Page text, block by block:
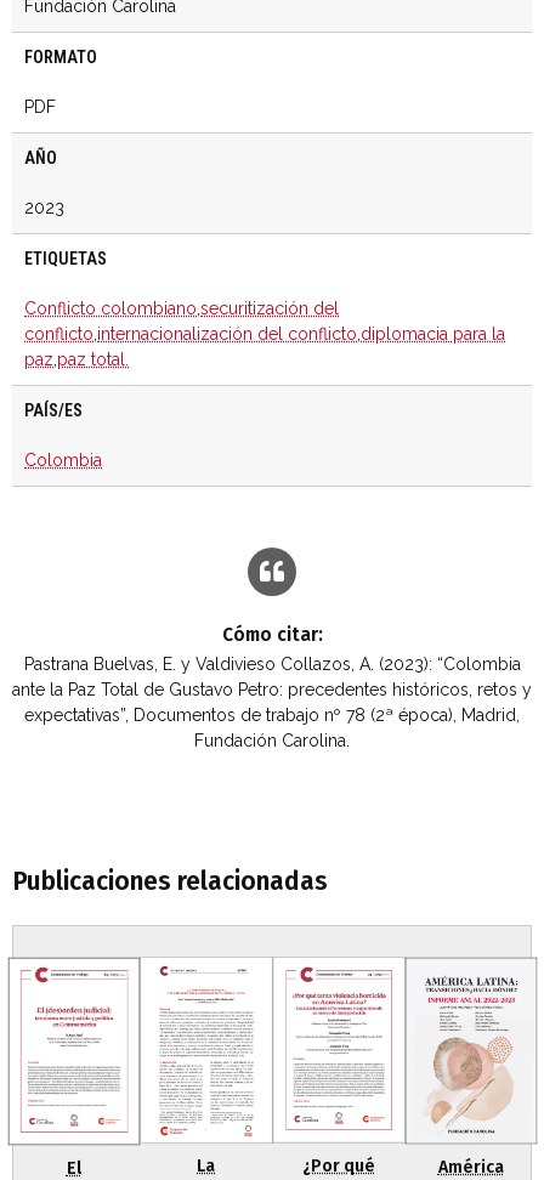
Fundación Carolina
FORMATO
PDF
AÑO
2023
ETIQUETAS
Conflicto colombiano securitización del
conflicto internacionalización del conflicto diplomacia para la
paz paz total.
PAÍS/ES
Colombia
Cómo citar:
Pastrana Buelvas, E. y Valdivieso Collazos, A. (2023): “Colombia
ante la Paz Total de Gustavo Petro: precedentes históricos, retos y
expectativas”, Documentos de trabajo nº 78 (2ª época), Madrid,
Fundación Carolina.
Publicaciones relacionadas
El La ¿Por qué América